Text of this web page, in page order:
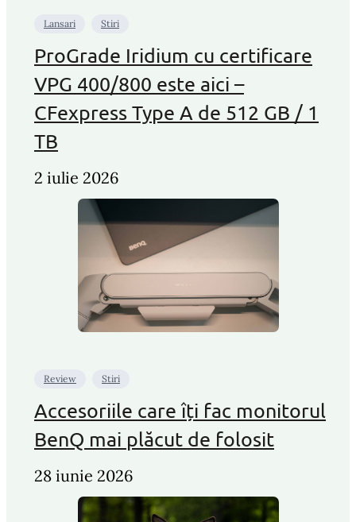
Lansari Stiri
ProGrade Iridium cu certificare
VPG 400/800 este aici –
CFexpress Type A de 512 GB / 1
TB
2 iulie 2026
Review Stiri
Accesoriile care îți fac monitorul
BenQ mai plăcut de folosit
28 iunie 2026